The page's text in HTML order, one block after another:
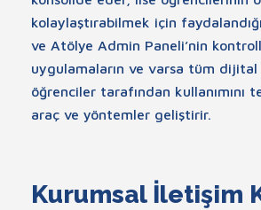
kolaylaştırabilmek için
ve Atölye Admin Paneli’nin
uygulamaların ve varsa tüm dijital
öğrenciler tarafından kullanımını
araç ve yöntemler geliştirir.
Kurumsal İletişim